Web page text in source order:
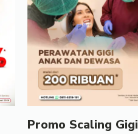
Promo Scaling Gigi